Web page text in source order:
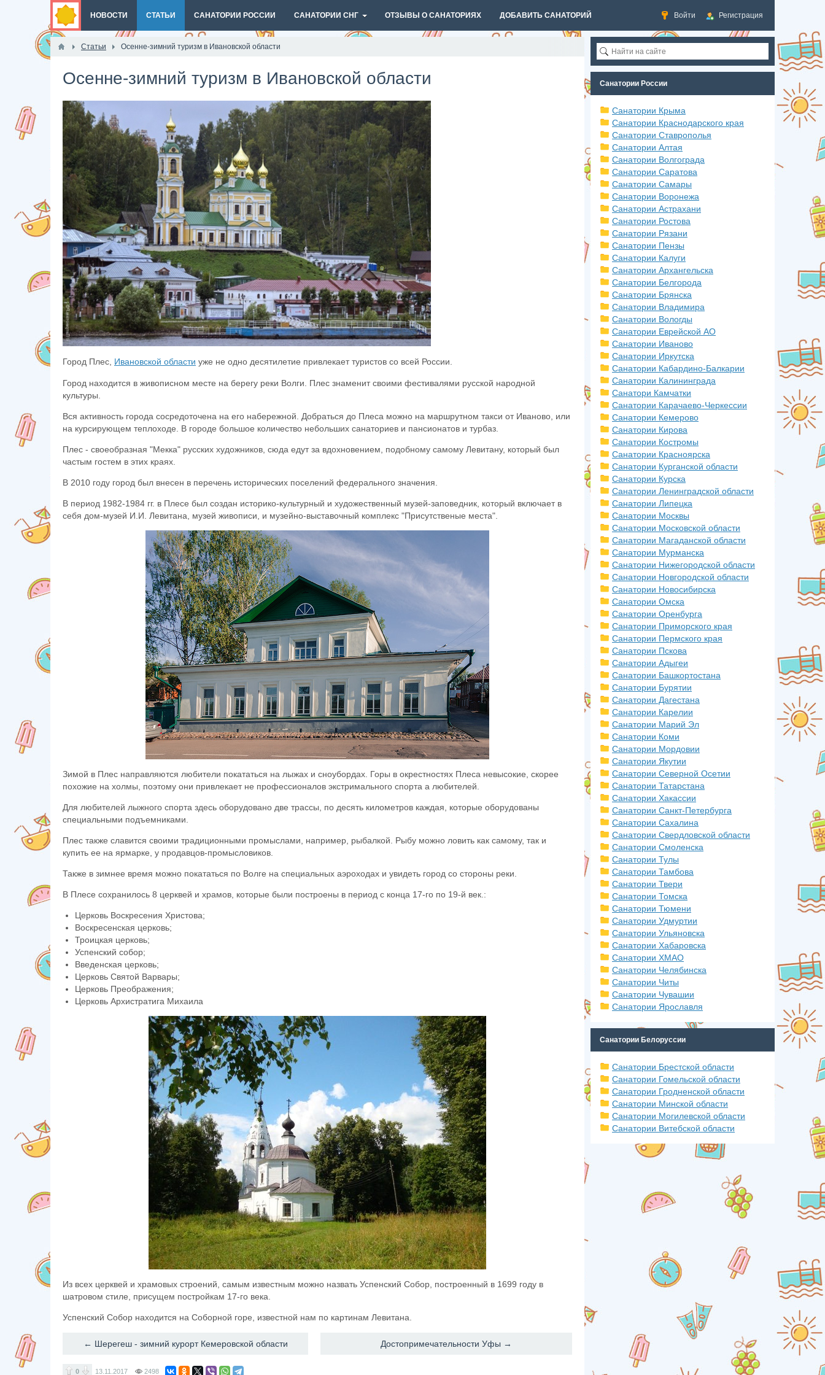
Войти Регистрация
НОВОСТИ СТАТЬИ САНАТОРИИ РОССИИ САНАТОРИИ СНГ ОТЗЫВЫ О САНАТОРИЯХ ДОБАВИТЬ САНАТОРИЙ
Статьи Осенне-зимний туризм в Ивановской области
Осенне-зимний туризм в Ивановской области
Город Плес, Ивановской области уже не одно десятилетие привлекает туристов со всей России.
Город находится в живописном месте на берегу реки Волги. Плес знаменит своими фестивалями русской народной
культуры.
Вся активность города сосредоточена на его набережной. Добраться до Плеса можно на маршрутном такси от Иваново, или
на курсирующем теплоходе. В городе большое количество небольших санаториев и пансионатов и турбаз.
Плес - своеобразная "Мекка" русских художников, сюда едут за вдохновением, подобному самому Левитану, который был
частым гостем в этих краях.
В 2010 году город был внесен в перечень исторических поселений федерального значения.
В период 1982-1984 гг. в Плесе был создан историко-культурный и художественный музей-заповедник, который включает в
себя дом-музей И.И. Левитана, музей живописи, и музейно-выставочный комплекс "Присутственые места".
Зимой в Плес направляются любители покататься на лыжах и сноубордах. Горы в окрестностях Плеса невысокие, скорее
похожие на холмы, поэтому они привлекает не профессионалов экстримального спорта а любителей.
Для любителей лыжного спорта здесь оборудовано две трассы, по десять километров каждая, которые оборудованы
специальными подъемниками.
Плес также славится своими традиционными промыслами, например, рыбалкой. Рыбу можно ловить как самому, так и
купить ее на ярмарке, у продавцов-промысловиков.
Также в зимнее время можно покататься по Волге на специальных аэроходах и увидеть город со стороны реки.
В Плесе сохранилось 8 церквей и храмов, которые были построены в период с конца 17-го по 19-й век.:
Церковь Воскресения Христова;
Воскресенская церковь;
Троицкая церковь;
Успенский собор;
Введенская церковь;
Церковь Святой Варвары;
Церковь Преображения;
Церковь Архистратига Михаила
Из всех церквей и храмовых строений, самым известным можно назвать Успенский Собор, построенный в 1699 году в
шатровом стиле, присущем постройкам 17-го века.
Успенский Собор находится на Соборной горе, известной нам по картинам Левитана.
← Шерегеш - зимний курорт Кемеровской области Достопримечательности Уфы →
0 13.11.2017 2498
Санатории России
Санатории Крыма
Санатории Краснодарского края
Санатории Ставрополья
Санатории Алтая
Санатории Волгограда
Санатории Саратова
Санатории Самары
Санатории Воронежа
Санатории Астрахани
Санатории Ростова
Санатории Рязани
Санатории Пензы
Санатории Калуги
Санатории Архангельска
Санатории Белгорода
Санатории Брянска
Санатории Владимира
Санатории Вологды
Санатории Еврейской АО
Санатории Иваново
Санатории Иркутска
Санатории Кабардино-Балкарии
Санатории Калининграда
Санатори Камчатки
Санатории Карачаево-Черкессии
Санатории Кемерово
Санатории Кирова
Санатории Костромы
Санатории Красноярска
Санатории Курганской области
Санатории Курска
Санатории Ленинградской области
Санатории Липецка
Санатории Москвы
Санатории Московской области
Санатории Магаданской области
Санатории Мурманска
Санатории Нижегородской области
Санатории Новгородской области
Санатории Новосибирска
Санатории Омска
Санатории Оренбурга
Санатории Приморского края
Санатории Пермского края
Санатории Пскова
Санатории Адыгеи
Санатории Башкортостана
Санатории Бурятии
Санатории Дагестана
Санатории Карелии
Санатории Марий Эл
Санатории Коми
Санатории Мордовии
Санатории Якутии
Санатории Северной Осетии
Санатории Татарстана
Санатории Хакассии
Санатории Санкт-Петербурга
Санатории Сахалина
Санатории Свердловской области
Санатории Смоленска
Санатории Тулы
Санатории Тамбова
Санатории Твери
Санатории Томска
Санатории Тюмени
Санатории Удмуртии
Санатории Ульяновска
Санатории Хабаровска
Санатории ХМАО
Санатории Челябинска
Санатории Читы
Санатории Чувашии
Санатории Ярославля
Санатории Белоруссии
Санатории Брестской области
Санатории Гомельской области
Санатории Гродненской области
Санатории Минской области
Санатории Могилевской области
Санатории Витебской области